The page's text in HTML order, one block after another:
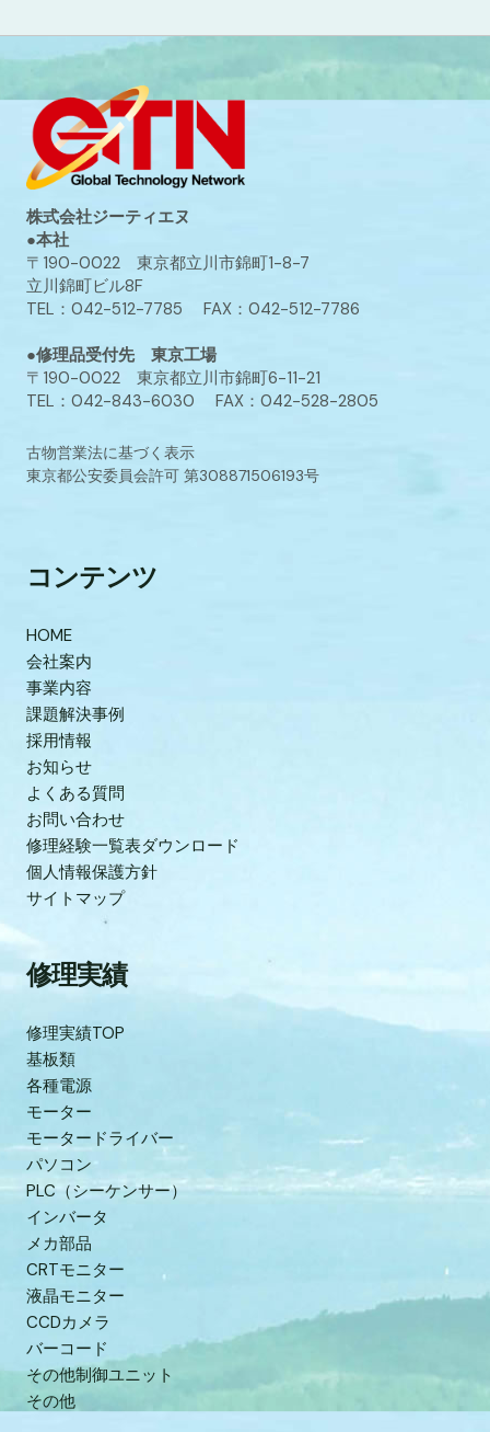
株式会社ジーティエヌ
●本社
〒190-0022 東京都立川市錦町1-8-7
立川錦町ビル8F
TEL：042-512-7785 FAX：042-512-7786
●修理品受付先 東京工場
〒190-0022 東京都立川市錦町6-11-21
TEL：042-843-6030 FAX：042-528-2805
古物営業法に基づく表示
東京都公安委員会許可 第308871506193号
コンテンツ
HOME
会社案内
事業内容
課題解決事例
採用情報
お知らせ
よくある質問
お問い合わせ
修理経験一覧表ダウンロード
個人情報保護方針
サイトマップ
修理実績
修理実績TOP
基板類
各種電源
モーター
モータードライバー
パソコン
PLC（シーケンサー）
インバータ
メカ部品
CRTモニター
液晶モニター
CCDカメラ
バーコード
その他制御ユニット
その他